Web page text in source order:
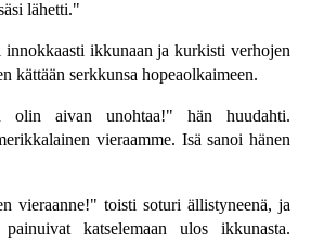
lähetti."
innokkaasti ikkunaan ja kurkisti verhojen
kättään serkkunsa hopeaolkaimeen.
olin aivan unohtaa!" hän huudahti.
vieraamme. Isä sanoi hänen
vieraanne!" toisti soturi ällistyneenä, ja
katselemaan ulos ikkunasta.